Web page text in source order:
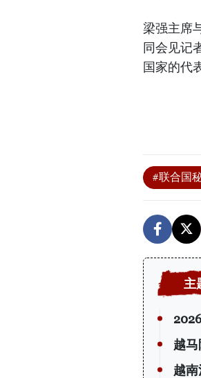
梁强主席
同会见记
国家的代
#联合国
越
越